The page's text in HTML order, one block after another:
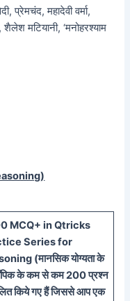
प्रेमचंद, महादेवी वर्मा,
शैलेश मटियानी, ‘मनोहरश्याम
MCQ+ inQtricks
Seriesfor
(मानसिकयोग्यता के
के कम से कम 200 प्रश्न
किये गए हैं जिससे आप एक